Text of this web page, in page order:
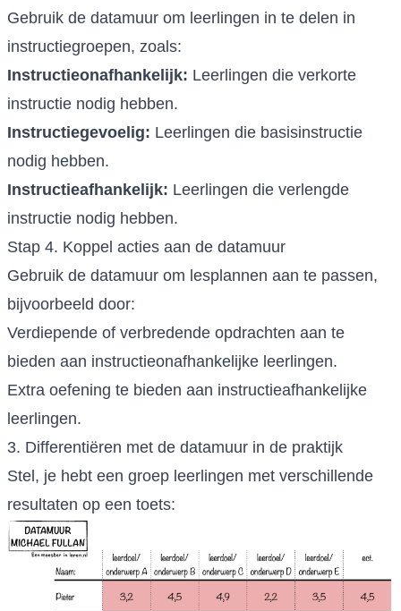
Gebruik de datamuur om leerlingen in te delen in
instructiegroepen, zoals:
Instructieonafhankelijk: Leerlingen die verkorte
instructie nodig hebben.
Instructiegevoelig: Leerlingen die basisinstructie
nodig hebben.
Instructieafhankelijk: Leerlingen die verlengde
instructie nodig hebben.
Stap 4. Koppel acties aan de datamuur
Gebruik de datamuur om lesplannen aan te passen,
bijvoorbeeld door:
Verdiepende of verbredende opdrachten aan te
bieden aan instructieonafhankelijke leerlingen.
Extra oefening te bieden aan instructieafhankelijke
leerlingen.
3. Differentiëren met de datamuur in de praktijk
Stel, je hebt een groep leerlingen met verschillende
resultaten op een toets: